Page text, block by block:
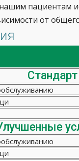
пациентам
от
Стандарт